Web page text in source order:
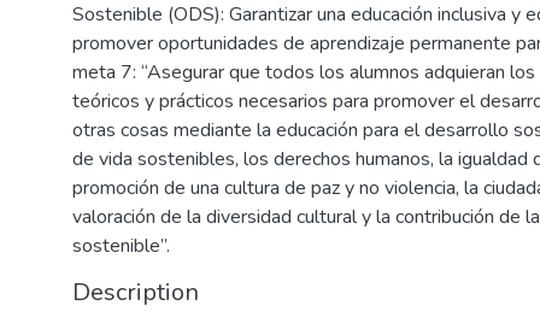
Sostenible (ODS): Garantizar una educación inclusiva y
promover oportunidades de aprendizaje permanente
meta 7: “Asegurar que todos los alumnos adquieran
teóricos y prácticos necesarios para promover el
otras cosas mediante la educación para el desarrollo
de vida sostenibles, los derechos humanos, la igualdad
promoción de una cultura de paz y no violencia, la
valoración de la diversidad cultural y la contribución de
sostenible”.
Description